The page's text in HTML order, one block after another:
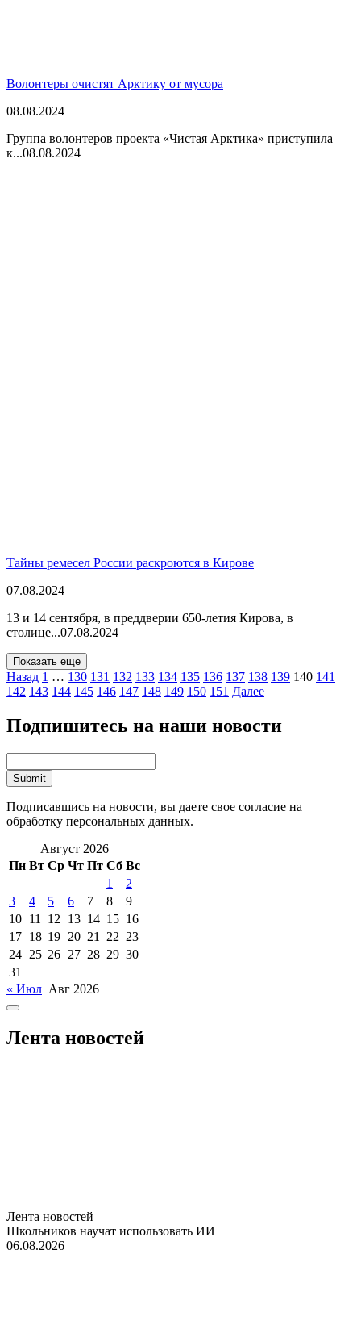
Волонтеры очистят Арктику от мусора
08.08.2024
Группа волонтеров проекта «Чистая Арктика» приступила
к...08.08.2024
Тайны ремесел России раскроются в Кирове
07.08.2024
13 и 14 сентября, в преддверии 650-летия Кирова, в
столице...07.08.2024
Показать еще
Назад 1 … 130 131 132 133 134 135 136 137 138 139 140 141
142 143 144 145 146 147 148 149 150 151 Далее
Подпишитесь на наши новости
Подписавшись на новости, вы даете свое согласие на
обработку персональных данных.
Август 2026
Пн Вт Ср Чт Пт Сб Вс
1
2
3
4 5 6 7 8
9
10 11 12 13 14 15 16
17 18 19 20 21 22 23
24 25 26 27 28 29 30
31
« Июл Авг 2026
Лента новостей
Лента новостей
Школьников научат использовать ИИ
06.08.2026